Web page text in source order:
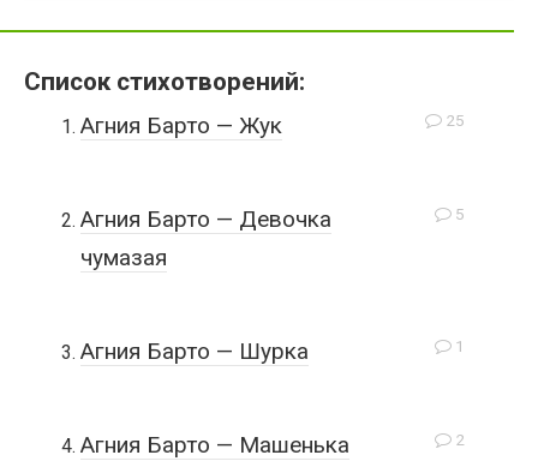
Список стихотворений:
25
Агния Барто — Жук
5
Агния Барто — Девочка
чумазая
1
Агния Барто — Шурка
2
Агния Барто — Машенька